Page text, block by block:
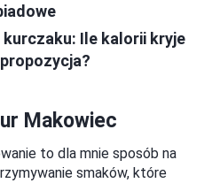
kurczaku: Ile kalorii kryje
Makowiec
to dla mnie sposób na
smaków, które